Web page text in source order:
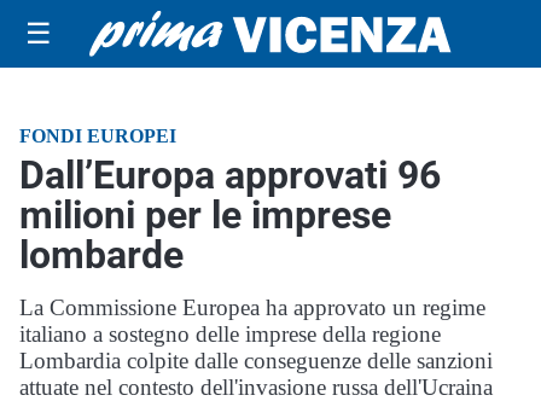
☰
FONDI EUROPEI
Dall’Europa approvati 96
milioni per le imprese
lombarde
La Commissione Europea ha approvato un regime
italiano a sostegno delle imprese della regione
Lombardia colpite dalle conseguenze delle sanzioni
attuate nel contesto dell'invasione russa dell'Ucraina